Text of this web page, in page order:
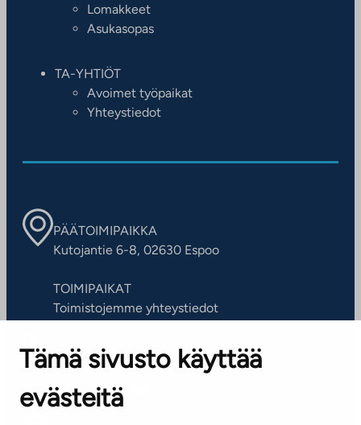
Tämä sivusto käyttää
evästeitä
Lomakkeet
Asukasopas
TA-YHTIÖT
Avoimet työpaikat
Yhteystiedot
PÄÄTOIMIPAIKKA
Kutojantie 6-8, 02630 Espoo
TOIMIPAIKAT
Toimistojemme yhteystiedot
ASIAKASPALVELUKESKUS
Puh. 045 7734 3777
(arkisin klo 8-16)